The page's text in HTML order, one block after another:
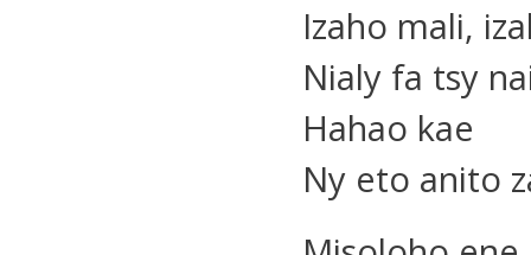
Izaho mali,
Nialy fa tsy
Hahao kae
Ny eto anito